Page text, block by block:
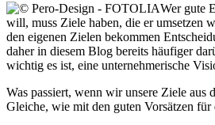
Wer gute
will, muss Ziele haben, die er umsetzen
den eigenen Zielen bekommen
daher in diesem Blog bereits häufiger
wichtig es ist, eine unternehmerische
Was passiert, wenn wir unsere Ziele aus
Gleiche, wie mit den guten Vorsätzen für